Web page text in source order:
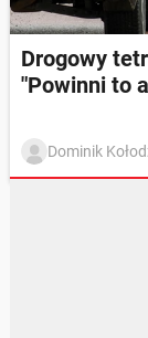
Drogowy
"Powinni to
Dominik